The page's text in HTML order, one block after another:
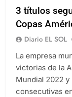
3 títulos
Copas
Diario EL SOL
La empresa
victorias de la
Mundial 2022
consecutivas